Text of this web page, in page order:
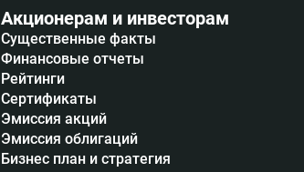
Акционерам и инвесторам
Существенные факты
Финансовые отчеты
Рейтинги
Сертификаты
Эмиссия акций
Эмиссия облигаций
Бизнес план и стратегия